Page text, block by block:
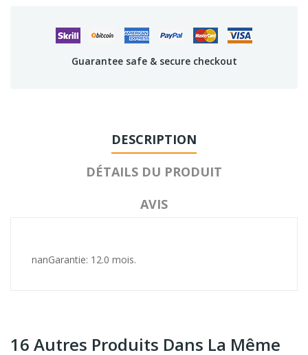
Guarantee safe & secure checkout
DESCRIPTION
DÉTAILS DU PRODUIT
AVIS
nanGarantie: 12.0 mois.
16 Autres Produits Dans La Même